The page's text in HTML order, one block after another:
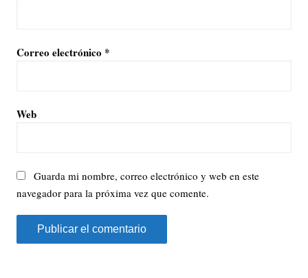
Correo electrónico *
Web
Guarda mi nombre, correo electrónico y web en este
navegador para la próxima vez que comente.